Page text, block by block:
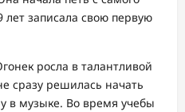
лет записала свою первую
росла в талантливой
сразу решилась начать
в музыке. Во время учебы